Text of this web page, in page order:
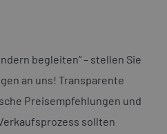
begleiten“ – stellen Sie
an uns! Transparente
Preisempfehlungen und
sollten